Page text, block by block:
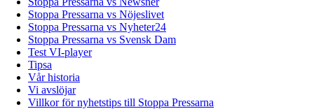
Stoppa Pressarna vs Nöjeslivet
Stoppa Pressarna vs Nyheter24
Stoppa Pressarna vs Svensk Dam
Test VI-player
Tipsa
Vår historia
Vi avslöjar
Villkor för nyhetstips till Stoppa Pressarna